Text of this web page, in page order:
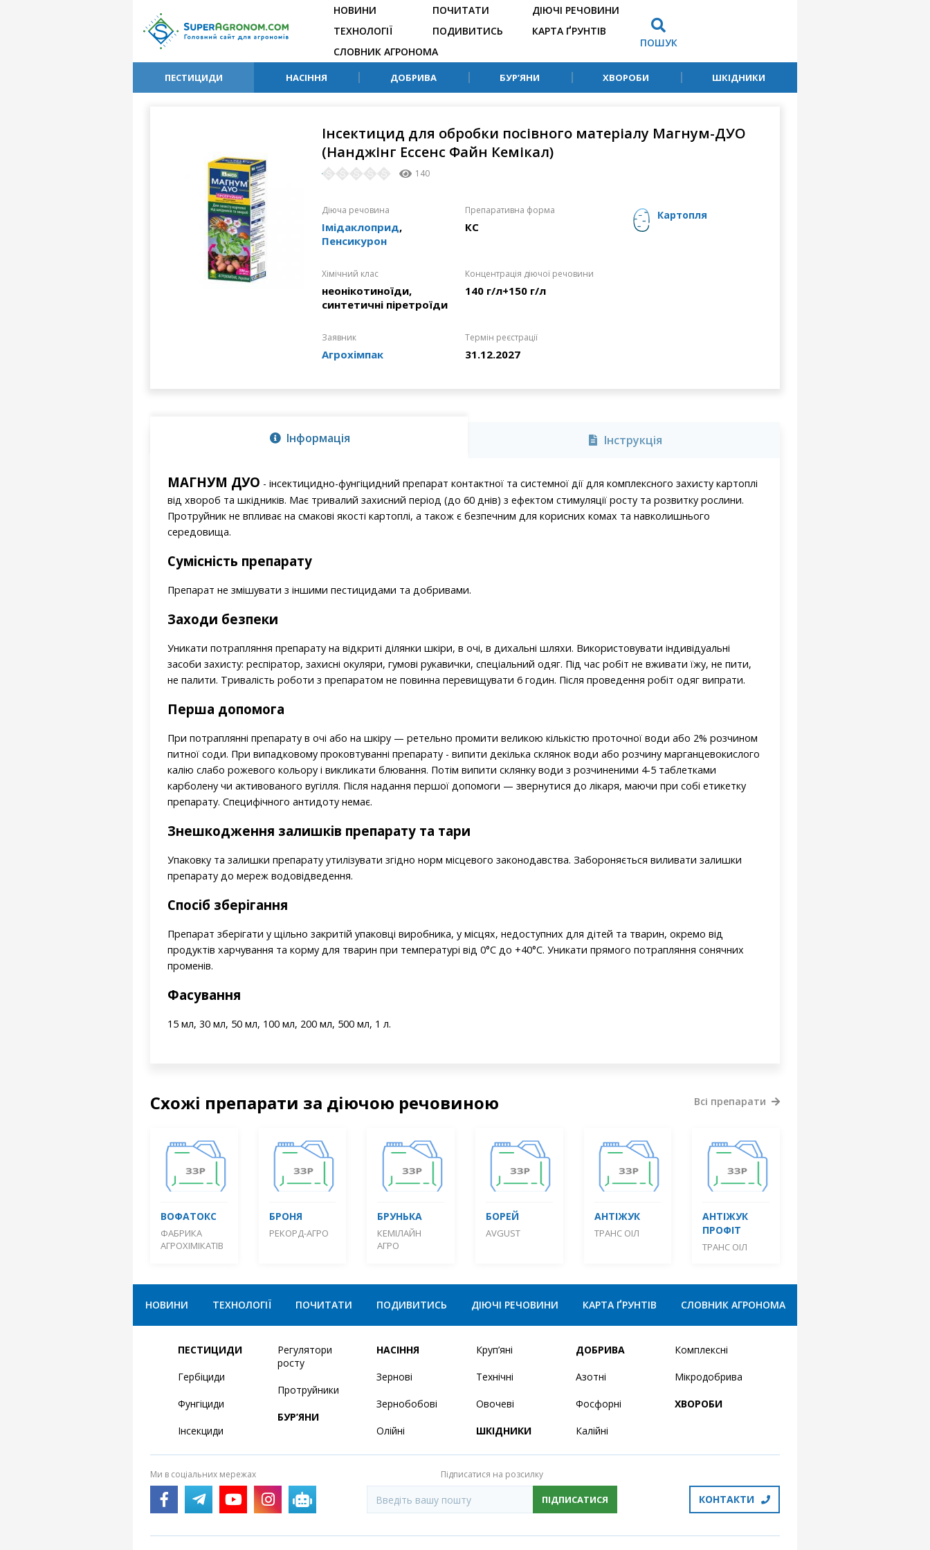
НОВИНИ
ТЕХНОЛОГІЇ
ПОЧИТАТИ
ПОДИВИТИСЬ
ДІЮЧІ РЕЧОВИНИ
КАРТА ҐРУНТІВ
СЛОВНИК АГРОНОМА
ПОШУК
ПЕСТИЦИДИ НАСІННЯ ДОБРИВА БУР’ЯНИ ХВОРОБИ ШКІДНИКИ
Інсектицид для обробки посівного матеріалу Магнум-ДУО
(Нанджінг Ессенс Файн Кемікал)
140
Діюча речовина
Імідаклоприд,
Пенсикурон
Препаративна форма
КС
Хімічний клас
неонікотиноїди,
синтетичні піретроїди
Концентрація діючої речовини
140 г/л+150 г/л
Заявник
Агрохімпак
Термін реєстрації
31.12.2027
картопля
Інформація Інструкція
МАГНУМ ДУО - інсектицидно-фунгіцидний препарат контактної та системної дії для комплексного захисту картоплі
від хвороб та шкідників. Має тривалий захисний період (до 60 днів) з ефектом стимуляції росту та розвитку рослини.
Протруйник не впливає на смакові якості картоплі, а також є безпечним для корисних комах та навколишнього
середовища.
Сумісність препарату
Препарат не змішувати з іншими пестицидами та добривами.
Заходи безпеки
Уникати потрапляння препарату на відкриті ділянки шкіри, в очі, в дихальні шляхи. Використовувати індивідуальні
засоби захисту: респіратор, захисні окуляри, гумові рукавички, спеціальний одяг. Під час робіт не вживати їжу, не пити,
не палити. Тривалість роботи з препаратом не повинна перевищувати 6 годин. Після проведення робіт одяг випрати.
Перша допомога
При потраплянні препарату в очі або на шкіру — ретельно промити великою кількістю проточної води або 2% розчином
питної соди. При випадковому проковтуванні препарату - випити декілька склянок води або розчину марганцевокислого
калію слабо рожевого кольору і викликати блювання. Потім випити склянку води з розчиненими 4-5 таблетками
карболену чи активованого вугілля. Після надання першої допомоги — звернутися до лікаря, маючи при собі етикетку
препарату. Специфічного антидоту немає.
Знешкодження залишків препарату та тари
Упаковку та залишки препарату утилізувати згідно норм місцевого законодавства. Забороняється виливати залишки
препарату до мереж водовідведення.
Спосіб зберігання
Препарат зберігати у щільно закритій упаковці виробника, у місцях, недоступних для дітей та тварин, окремо від
продуктів харчування та корму для тварин при температурі від 0°С до +40°С. Уникати прямого потрапляння сонячних
променів.
Фасування
15 мл, 30 мл, 50 мл, 100 мл, 200 мл, 500 мл, 1 л.
Схожі препарати за діючою речовиною
ВОФАТОКС
ФАБРИКА
АГРОХІМІКАТІВ
БРОНЯ
РЕКОРД-АГРО
БРУНЬКА
КЕМІЛАЙН
АГРО
БОРЕЙ
AVGUST
АНТІЖУК
ТРАНС ОІЛ
АНТІЖУК
ПРОФІТ
ТРАНС ОІЛ
Всі препарати
НОВИНИ ТЕХНОЛОГІЇ ПОЧИТАТИ ПОДИВИТИСЬ ДІЮЧІ РЕЧОВИНИ КАРТА ҐРУНТІВ СЛОВНИК АГРОНОМА
ПЕСТИЦИДИ
Гербіциди
Фунгіциди
Інсекциди
Регулятори
росту
Протруйники
БУР’ЯНИ
НАСІННЯ
Зернові
Зернобобові
Олійні
Круп’яні
Технічні
Овочеві
ШКІДНИКИ
ДОБРИВА
Азотні
Фосфорні
Калійні
Комплексні
Мікродобрива
ХВОРОБИ
Ми в соціальних мережах Підписатися на розсилку
ПІДПИСАТИСЯ КОНТАКТИ